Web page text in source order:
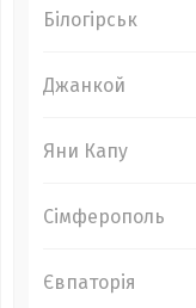
Білогірськ
Джанкой
Яни Капу
Сімферополь
Євпаторія